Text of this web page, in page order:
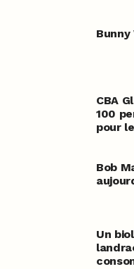
CBA
100
pour
Bob
Un